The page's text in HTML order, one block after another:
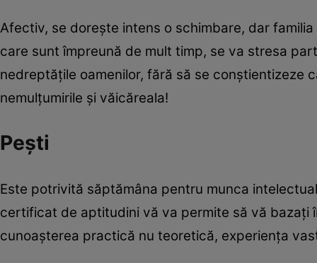
Afectiv, se dorește intens o schimbare, dar
care sunt împreună de mult timp, se va stresa
nedreptățile oamenilor, fără să se conștientizeze
nemulțumirile și văicăreala!
Pești
Este potrivită săptămâna pentru munca
certificat de aptitudini vă va permite să vă bazați
cunoașterea practică nu teoretică, experiența